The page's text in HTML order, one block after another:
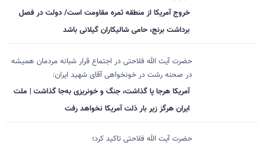
خروج آمریکا از منطقه ثمره مقاومت است/ دولت در فصل
برداشت برنج، حامی شالیکاران گیلانی باشد
حضرت آیت الله فلاحتی در اجتماع قرار شبانه مردمان همیشه
در صحنه رشت در خونخواهی آقای شهید ایران:
آمریکا هرجا پا گذاشت، جنگ و خونریزی به‌جا گذاشت | ملت
ایران هرگز زیر بار ذلت آمریکا نخواهد رفت
حضرت آیت الله فلاحتی تاکید کرد؛